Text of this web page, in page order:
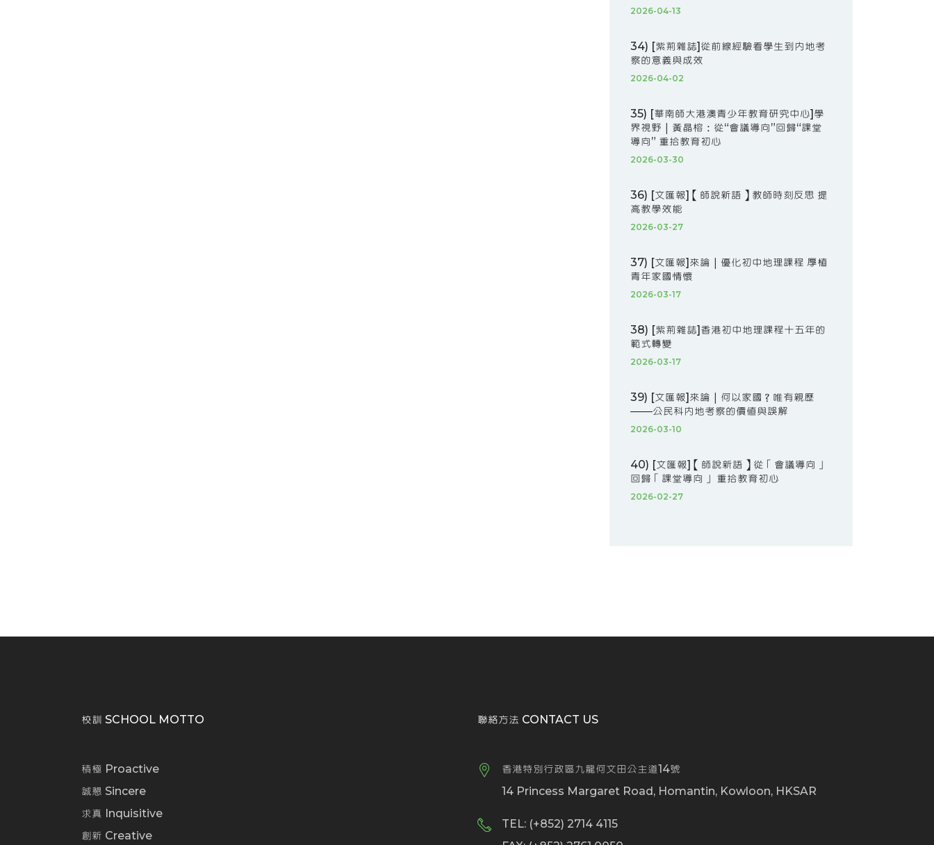
2026-04-13
34) [紫荊雜誌]從前線經驗看學生到內地考
察的意義與成效
2026-04-02
35) [華南師大港澳青少年教育研究中心]學
界視野｜黃晶榕：從“會議導向”回歸“課堂
導向” 重拾教育初心
2026-03-30
36) [文匯報]【師說新語】教師時刻反思 提
高教學效能
2026-03-27
37) [文匯報]來論｜優化初中地理課程 厚植
青年家國情懷
2026-03-17
38) [紫荊雜誌]香港初中地理課程十五年的
範式轉變
2026-03-17
39) [文匯報]來論｜何以家國？唯有親歷
――公民科內地考察的價值與誤解
2026-03-10
40) [文匯報]【師說新語】從「會議導向」
回歸「課堂導向」 重拾教育初心
2026-02-27
校訓 SCHOOL MOTTO
積極 Proactive
誠懇 Sincere
求真 Inquisitive
創新 Creative
聯絡方法 CONTACT US
香港特別行政區九龍何文田公主道14號
14 Princess Margaret Road, Homantin, Kowloon, HKSAR
TEL: (+852) 2714 4115